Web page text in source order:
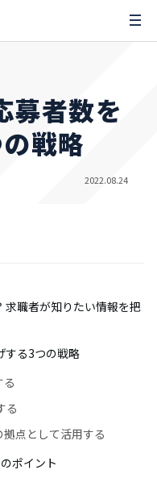
募者数を
戦略
2022.08.24
求職者が知りたい情報を把
する3つの戦略
る
点として活用する
ポイント